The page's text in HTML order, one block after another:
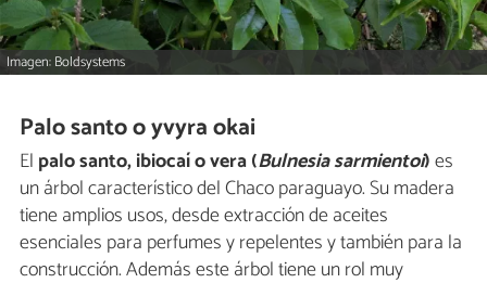
Imagen: Boldsystems
Palo santo o yvyra okai
El palo santo,ibiocaí o vera(Bulnesia sarmientoi)es
un árbol característico del Chaco paraguayo. Su madera
tiene amplios usos, desde extracción de aceites
esenciales para perfumes y repelentes y también para la
construcción. Además este árbol tiene un rol muy